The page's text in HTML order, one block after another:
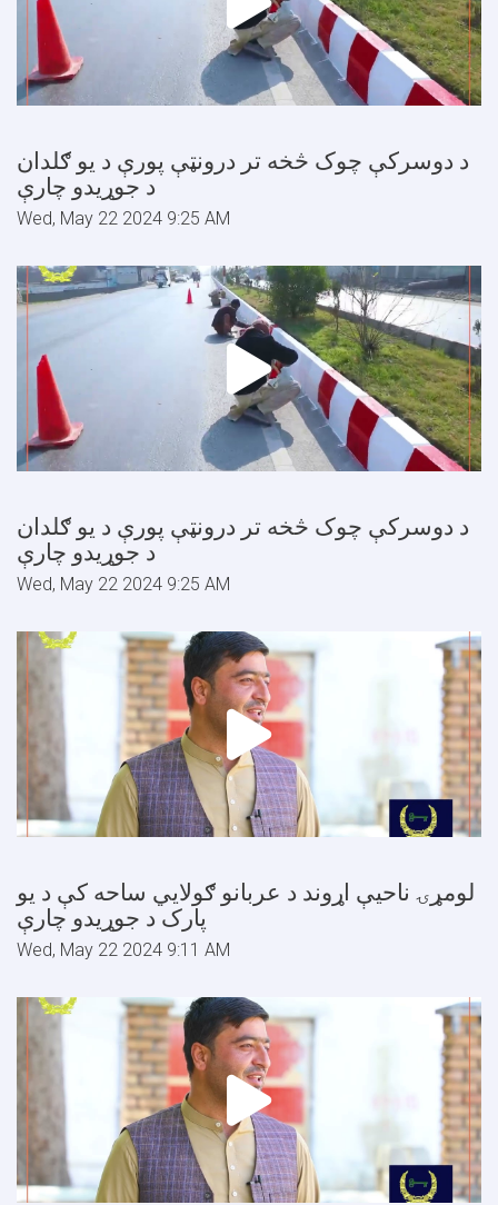
د دوسرکې چوک څخه تر درونټې پورې د یو ګلدان
د جوړیدو چارې
Wed, May 22 2024 9:25 AM
د دوسرکې چوک څخه تر درونټې پورې د یو ګلدان
د جوړیدو چارې
Wed, May 22 2024 9:25 AM
لومړۍ ناحیې اړوند د عربانو ګولایي ساحه کې د یو
پارک د جوړیدو چارې
Wed, May 22 2024 9:11 AM